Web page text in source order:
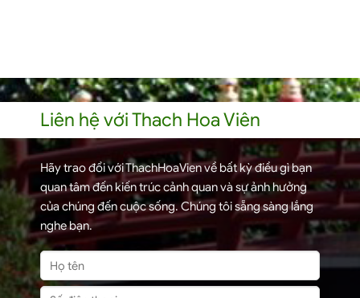
Liên hệ với Thach Hoa Viên
Hãy trao đổi với ThachHoaVien về bất kỳ điều gì bạn
quan tâm đến kiến trúc cảnh quan và sự ảnh hưởng
của chúng đến cuộc sống. Chúng tôi sẵng sàng lắng
nghe bạn.